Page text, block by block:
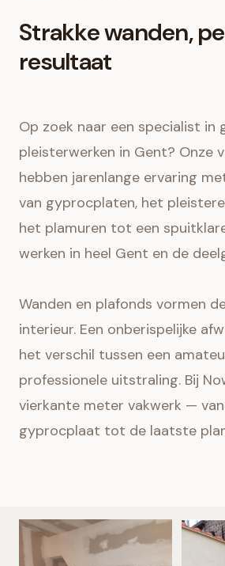
Strakke wanden,
resultaat
Op zoek naar een specialist in
pleisterwerken in Gent? Onze
hebben jarenlange ervaring
van gyprocplaten, het
het plamuren tot een
werken in heel Gent en de
Wanden en plafonds vormen
interieur. Een onberispelijke
het verschil tussen een
professionele uitstraling. Bij
vierkante meter vakwerk —
gyprocplaat tot de laatste